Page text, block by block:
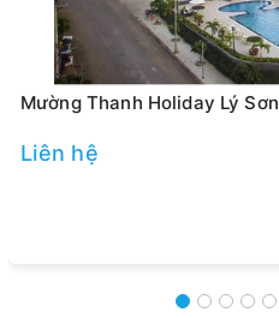
Mường Thanh Holiday Lý Sơn
Liên hệ